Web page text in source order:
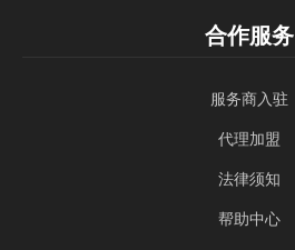
合作服务
服务商入驻
代理加盟
法律须知
帮助中心